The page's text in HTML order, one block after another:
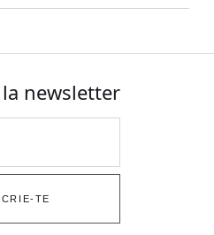
newsletter
TE